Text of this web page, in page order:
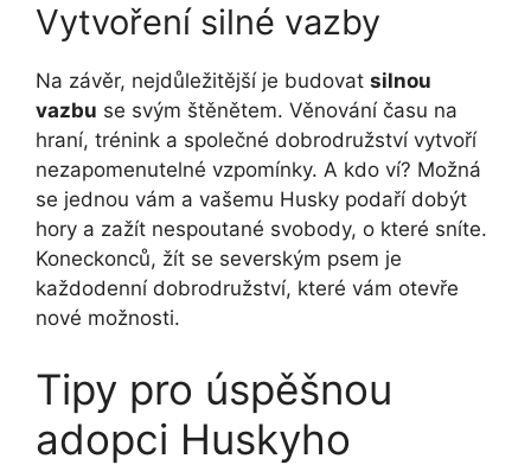
Vytvoření silné vazby
Na závěr, nejdůležitější je budovat silnou
vazbu se svým štěnětem. Věnování času na
hraní, trénink a společné dobrodružství vytvoří
nezapomenutelné vzpomínky. A kdo ví? Možná
se jednou vám a vašemu Husky podaří dobýt
hory a zažít nespoutané svobody, o které sníte.
Koneckonců, žít se severským psem je
každodenní dobrodružství, které vám otevře
nové možnosti.
Tipy pro úspěšnou
adopci Huskyho